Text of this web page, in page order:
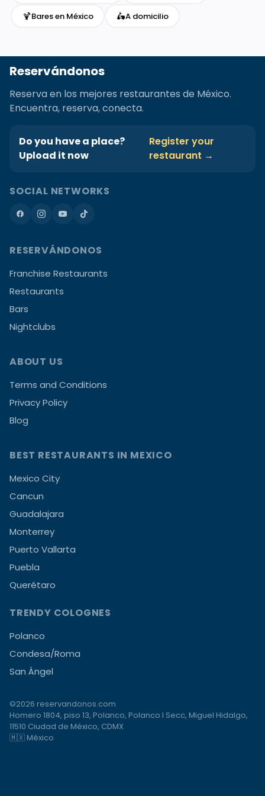
🍹Bares en México 🛵A domicilio
Reservándonos
Reserva en los mejores restaurantes de México.
Encuentra, reserva, conecta.
Do you have a place?
Upload it now
Register your
restaurant →
SOCIAL NETWORKS
RESERVÁNDONOS
Franchise Restaurants
Restaurants
Bars
Nightclubs
ABOUT US
Terms and Conditions
Privacy Policy
Blog
BEST RESTAURANTS IN MEXICO
Mexico City
Cancun
Guadalajara
Monterrey
Puerto Vallarta
Puebla
Querétaro
TRENDY COLOGNES
Polanco
Condesa/Roma
San Ángel
©2026 reservandonos.com
Homero 1804, piso 13, Polanco, Polanco I Secc, Miguel Hidalgo,
11510 Ciudad de México, CDMX
🇲🇽 México